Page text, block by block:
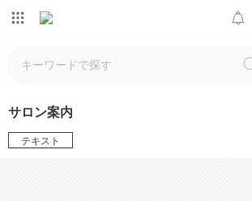
サロン案内
テキスト